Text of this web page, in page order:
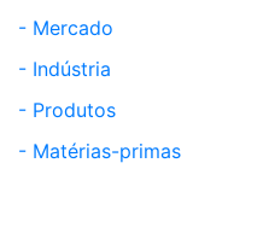
- Mercado
- Indústria
- Produtos
- Matérias-primas